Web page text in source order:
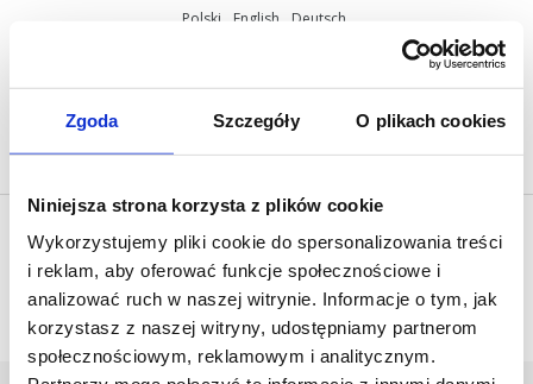
Zgoda Szczegóły O plikach cookies
Niniejsza strona korzysta z plików cookie
Wykorzystujemy pliki cookie do spersonalizowania treści
i reklam, aby oferować funkcje społecznościowe i
analizować ruch w naszej witrynie. Informacje o tym, jak
korzystasz z naszej witryny, udostępniamy partnerom
społecznościowym, reklamowym i analitycznym.
Polski English Deutsch
+48 61 825 81 11
info@mobilus.pl